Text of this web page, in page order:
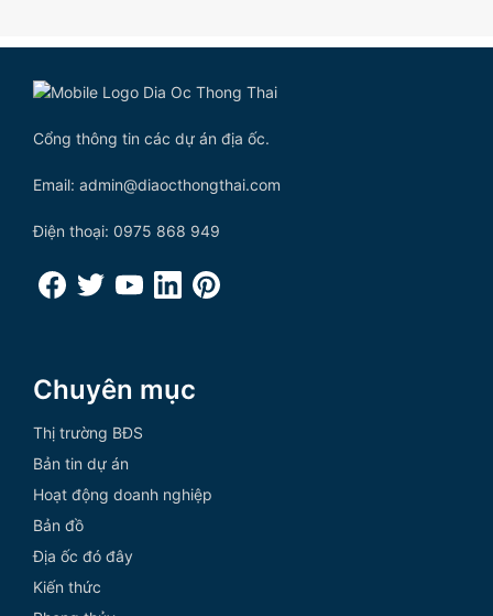
Cổng thông tin các dự án địa ốc.
Email: admin@diaocthongthai.com
Điện thoại: 0975 868 949
Chuyên mục
Thị trường BĐS
Bản tin dự án
Hoạt động doanh nghiệp
Bản đồ
Địa ốc đó đây
Kiến thức